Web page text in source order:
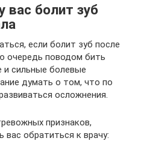
вас болит зуб
если болит зуб после
очередь поводом бить
и сильные болевые
думать о том, что по
осложнения.
признаков,
обратиться к врачу: